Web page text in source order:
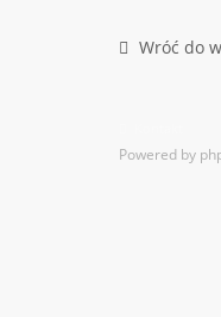
Wróć do
Powered by